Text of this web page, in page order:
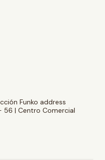
Funko address
56 | Centro Comercial